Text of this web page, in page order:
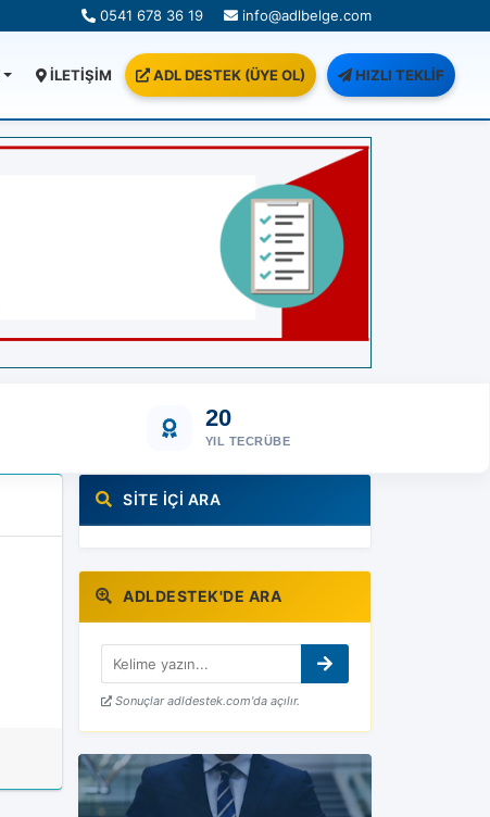
0541 678 36 19 info@adlbelge.com
İLETİŞİM ADL DESTEK (ÜYE OL) HIZLI TEKLİF
20
YIL TECRÜBE
SITE İÇI ARA
ADLDESTEK'DE ARA
Sonuçlar adldestek.com'da açılır.